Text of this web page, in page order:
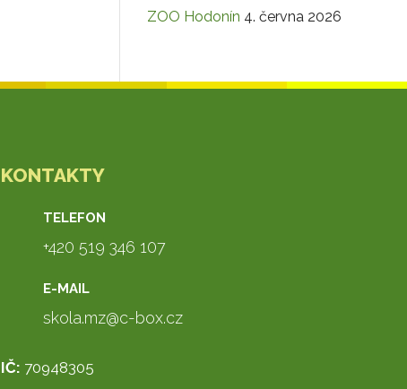
ZOO Hodonín 4. června 2026
KONTAKTY
TELEFON
+420 519 346 107
E-MAIL
skola.mz@c-box.cz
IČ: 70948305